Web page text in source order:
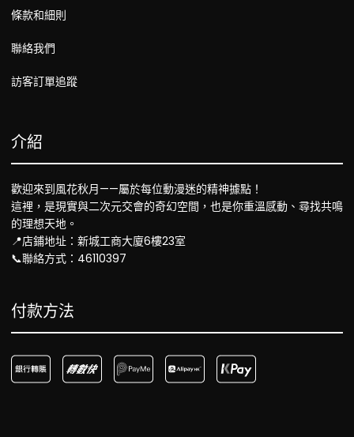
條款和細則
聯絡我們
訪客訂單追蹤
介紹
歡迎來到風花秋月——屬於每位動漫迷的精神據點！
這裡，是現實與二次元交會的奇幻空間，也是你重溫感動、尋找共鳴
的理想天地。
📍店鋪地址：新城工商大廈6樓23室
📞聯絡方式：46110397
付款方法